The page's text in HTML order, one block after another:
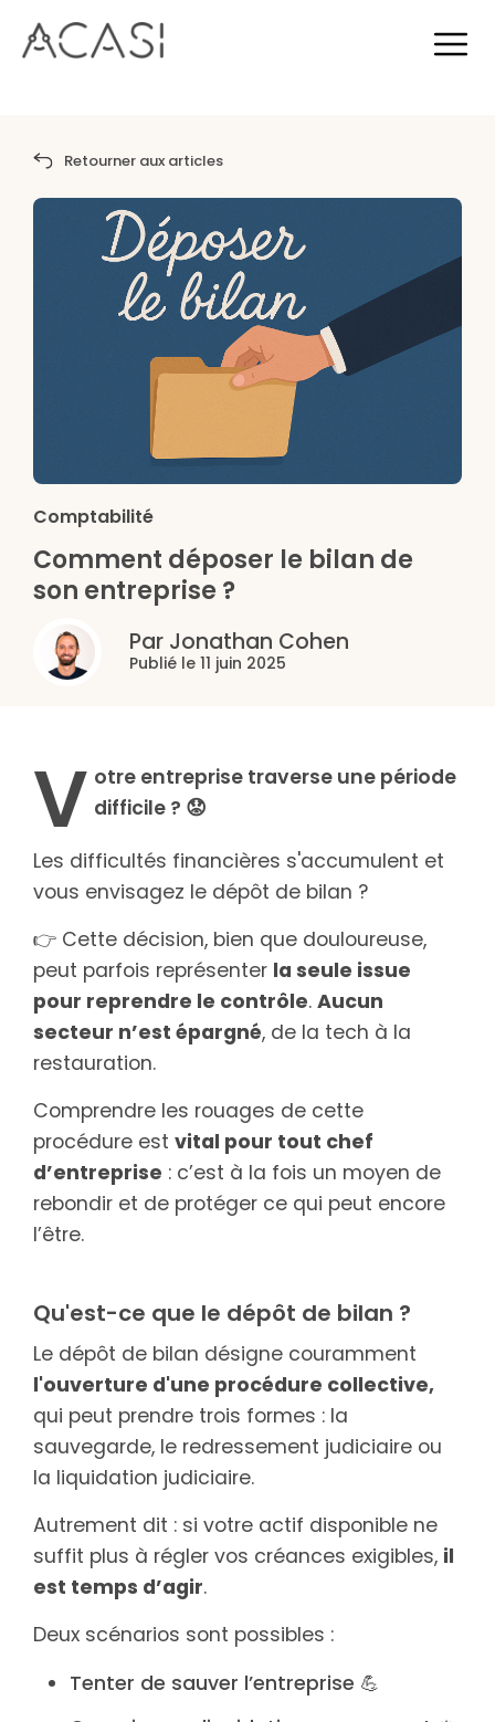
Retourner aux articles
Comptabilité
Comment déposer le bilan de
son entreprise ?
Par Jonathan Cohen
Publié le 11 juin 2025
V otre entreprise traverse une période
difficile ? 😟
Les difficultés financières s'accumulent et
vous envisagez le dépôt de bilan ?
👉 Cette décision, bien que douloureuse,
peut parfois représenter la seule issue
pour reprendre le contrôle. Aucun
secteur n’est épargné, de la tech à la
restauration.
Comprendre les rouages de cette
procédure est vital pour tout chef
d’entreprise : c’est à la fois un moyen de
rebondir et de protéger ce qui peut encore
l’être.
Qu'est-ce que le dépôt de bilan ?
Le dépôt de bilan désigne couramment
l'ouverture d'une procédure collective,
qui peut prendre trois formes : la
sauvegarde, le redressement judiciaire ou
la liquidation judiciaire.
Autrement dit : si votre actif disponible ne
suffit plus à régler vos créances exigibles, il
est temps d’agir.
Deux scénarios sont possibles :
Tenter de sauver l’entreprise 💪